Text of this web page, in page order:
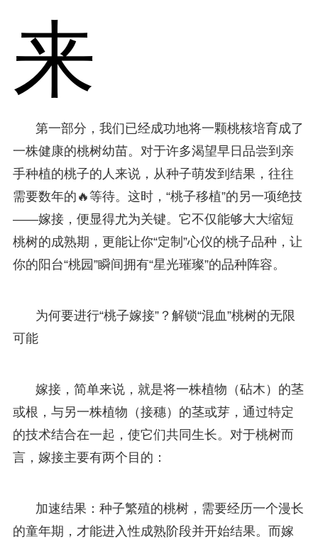
来
第一部分，我们已经成功地将一颗桃核培育成了
一株健康的桃树幼苗。对于许多渴望早日品尝到亲
手种植的桃子的人来说，从种子萌发到结果，往往
需要数年的🔥等待。这时，“桃子移植”的另一项绝技
——嫁接，便显得尤为关键。它不仅能够大大缩短
桃树的成熟期，更能让你“定制”心仪的桃子品种，让
你的阳台“桃园”瞬间拥有“星光璀璨”的品种阵容。
为何要进行“桃子嫁接”？解锁“混血”桃树的无限
可能
嫁接，简单来说，就是将一株植物（砧木）的茎
或根，与另一株植物（接穗）的茎或芽，通过特定
的技术结合在一起，使它们共同生长。对于桃树而
言，嫁接主要有两个目的：
加速结果：种子繁殖的桃树，需要经历一个漫长
的童年期，才能进入性成熟阶段并开始结果。而嫁